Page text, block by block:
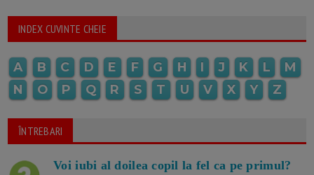
INDEX CUVINTE CHEIE
A B C D E F G H I J K L
M
N
O P Q R S T U V X Y Z
ÎNTREBARI
Voi iubi al doilea copil la fel ca pe primul?